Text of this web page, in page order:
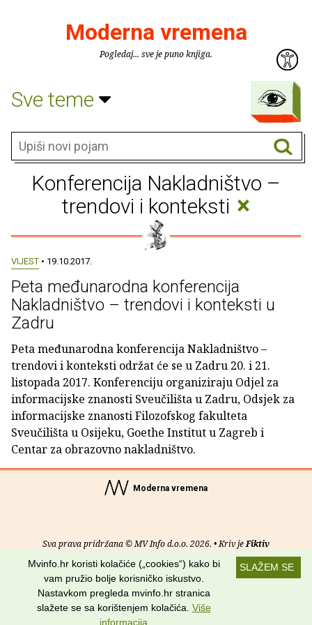
Moderna vremena
Pogledaj... sve je puno knjiga.
Sve teme
Konferencija Nakladništvo –
trendovi i konteksti ×
VIJEST • 19.10.2017.
Peta međunarodna konferencija
Nakladništvo – trendovi i konteksti u
Zadru
Peta međunarodna konferencija Nakladništvo –
trendovi i konteksti održat će se u Zadru 20. i 21.
listopada 2017. Konferenciju organiziraju Odjel za
informacijske znanosti Sveučilišta u Zadru, Odsjek za
informacijske znanosti Filozofskog fakulteta
Sveučilišta u Osijeku, Goethe Institut u Zagreb i
Centar za obrazovno nakladništvo.
Moderna vremena
Sva prava pridržana © MV Info d.o.o. 2026. • Kriv jeFiktiv
Uvjeti korištenja RSS kanali
Potraži nas na:
SLAŽEM SE
Mvinfo.hr koristi kolačiće („cookies“) kako bi
vam pružio bolje korisničko iskustvo.
Nastavkom pregleda mvinfo.hr stranica
slažete se sa korištenjem kolačića. Više
informacija